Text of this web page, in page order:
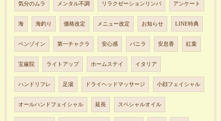
気分のムラ メンタル不調 リラクゼーションリンパ アンケート
海 海釣り 価格改定 メニュー改定 お知らせ LINE特典
ベンゾイン 第一チャクラ 安心感 バニラ 安息香 紅葉
宝厳院 ライトアップ ホームステイ イタリア
ハンドリフレ 足湯 ドライヘッドマッサージ 小顔フェイシャル
オールハンドフェイシャル 延長 スペシャルオイル